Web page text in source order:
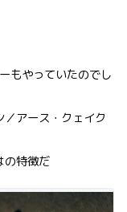
もやっていたのでし
／アース・クェイク
の特徴だ